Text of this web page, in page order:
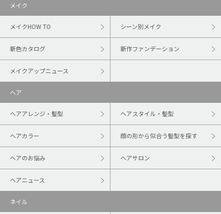
メイク
メイクHOW TO シーン別メイク
新色カタログ 新作ファンデーション
メイクアップニュース
ヘア
ヘアアレンジ・髪型 ヘアスタイル・髪型
ヘアカラー 顔の形から似合う髪型を探す
ヘアのお悩み ヘアサロン
ヘアニュース
ネイル